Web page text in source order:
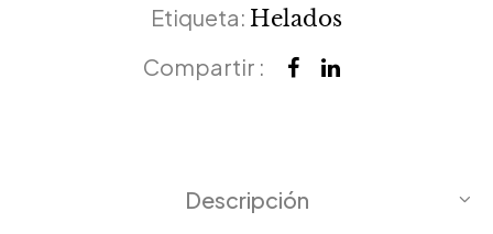
Etiqueta: Helados
Compartir :
Descripción